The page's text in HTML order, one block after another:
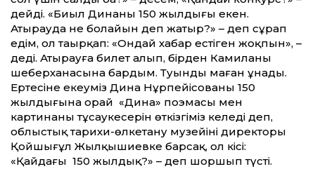
дейді. «Биыл Динаның 150 жылдығы екен.
Атырауда не болайын деп жатыр?» – деп сұрап
едім, ол таңырқап: «Ондай хабар естіген жоқпын», –
деді. Атырауға билет алып, бірден Камиланың
шеберханасына бардым. Туынды маған ұнады.
Ертесіне екеуміз Дина Нұрпейісованың 150
жылдығына орай «Дина» поэмасы мен
картинаның тұсаукесерін өткізгіміз келеді деп,
облыстық тарихи-өлкетану музейінің директоры
Қойшығұл Жылқышиевке барсақ, ол кісі:
«Қайдағы 150 жылдық?» – деп шоршып түсті.